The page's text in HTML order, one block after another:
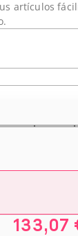
artículos
133,07